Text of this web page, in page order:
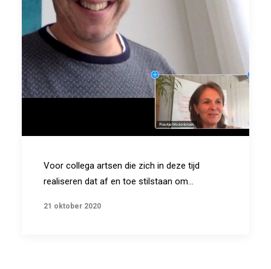
SEARCH
Voor collega artsen die zich in deze tijd
realiseren dat af en toe stilstaan om…
21 oktober 2020